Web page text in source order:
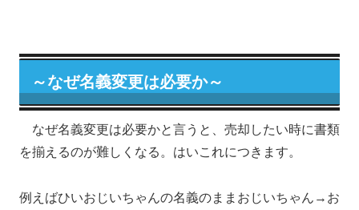
～なぜ名義変更は必要か～
なぜ名義変更は必要かと言うと、売却したい時に書類
を揃えるのが難しくなる。はいこれにつきます。
例えばひいおじいちゃんの名義のままおじいちゃん→お